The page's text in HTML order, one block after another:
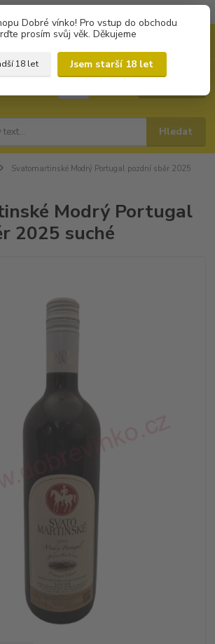
Dobré vínko! Pro vstup do obchodu
prosím svůj věk. Děkujeme
18 let
Jsem starší 18 let
Hledat
Svatomartinské Modrý Portugal pozdní sběr 2025
Modrý Portugal
2025 suché